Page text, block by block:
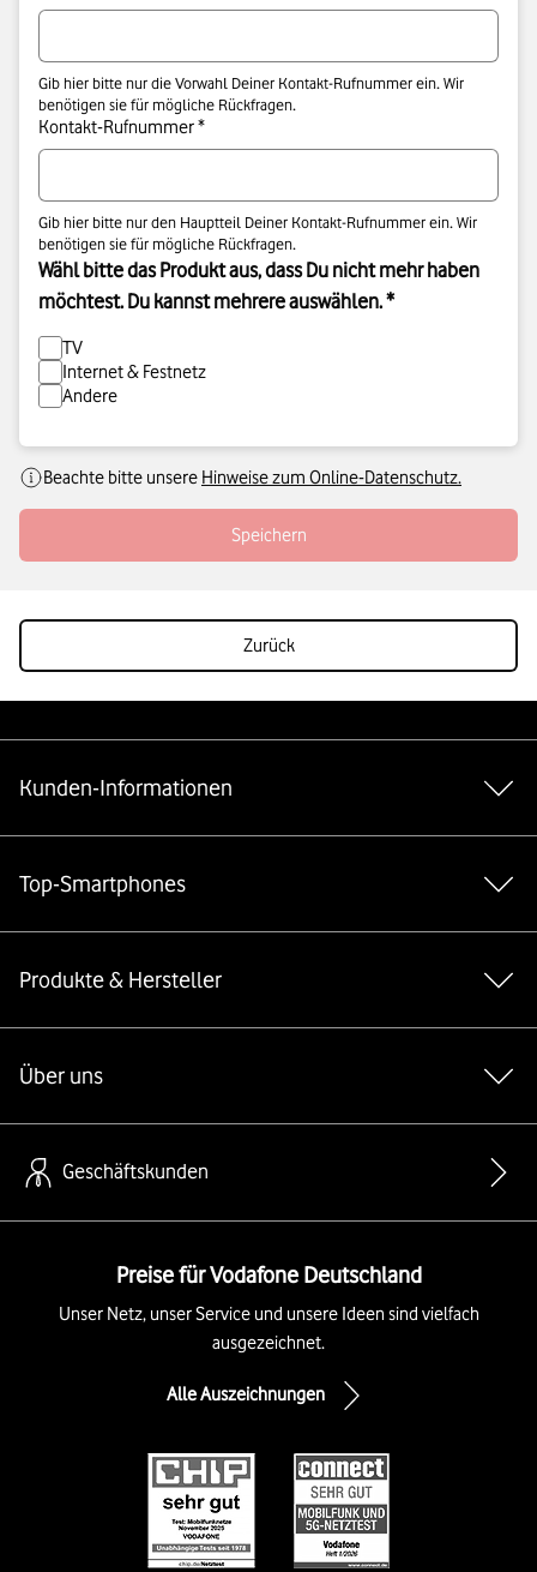
Gib hier bitte nur die Vorwahl Deiner Kontakt-Rufnummer ein. Wir
benötigen sie für mögliche Rückfragen.
Kontakt-Rufnummer *
Gib hier bitte nur den Hauptteil Deiner Kontakt-Rufnummer ein. Wir
benötigen sie für mögliche Rückfragen.
Wähl bitte das Produkt aus, dass Du nicht mehr haben
möchtest. Du kannst mehrere auswählen. *
TV
Internet & Festnetz
Andere
Beachte bitte unsere Hinweise zum Online-Datenschutz.
Speichern
Zurück
Kunden-Informationen
Top-Smartphones
Produkte & Hersteller
Über uns
Geschäftskunden
Preise für Vodafone Deutschland
Unser Netz, unser Service und unsere Ideen sind vielfach
ausgezeichnet.
Alle Auszeichnungen